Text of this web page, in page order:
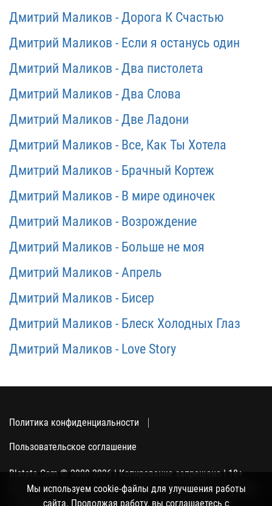
Дмитрий Маликов - Дорога К Счастью
Дмитрий Маликов - Если я останусь один
Дмитрий Маликов - Два пистолета
Дмитрий Маликов - Два Слова
Дмитрий Маликов - Две Ладони
Дмитрий Маликов - Все, Как Ты Хотела
Дмитрий Маликов - Брачный Кортеж
Дмитрий Маликов - В мире одиночек
Дмитрий Маликов - Возрождение
Дмитрий Маликов - Больше не моя
Дмитрий Маликов - Апрель
Дмитрий Маликов - Бисер
Дмитрий Маликов - Блеск Холодных Глаз
Дмитрий Маликов - Love Story
Политика конфиденциальности
Пользовательское соглашение
Blatata.Com © 2000-2026 | Копирование запрещено | 18+
Использование сайта подразумевает ваше полное согласие
с политикой конфиденциальности, пользовательским
Мы используем cookie-файлы для улучшения работы
сайта. Продолжая работу, вы соглашаетесь с